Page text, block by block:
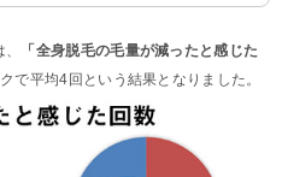
「全身脱毛の毛量が減ったと感じた
で平均4回という結果となりました。